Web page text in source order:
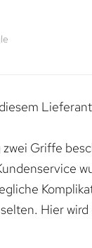
Griffe
Hier